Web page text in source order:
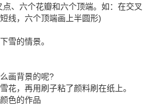
六个花瓣和六个顶端。如：在交叉
线，六个顶端画上半圆形)
的情景。
画背景的呢?
，再用刷子粘了颜料刷在纸上。
色的作品